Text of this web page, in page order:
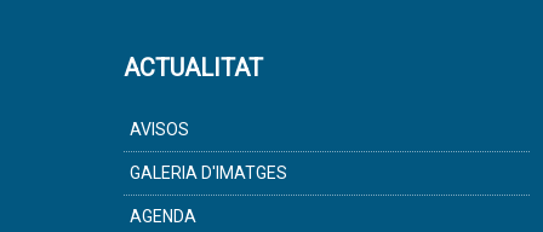
ACTUALITAT
AVISOS
GALERIA D'IMATGES
AGENDA